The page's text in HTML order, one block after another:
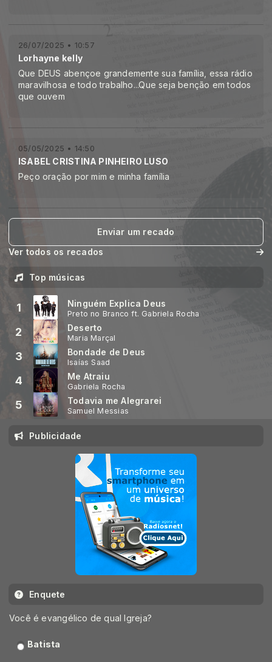
Lorhayne kelly
26/07/2025 • 10:57
Que DEUS abençoe grandemente sua família, essa rádio
maravilhosa e todo trabalho...Que seja benção em todos
que ouvem
ISABEL CRISTINA PINHEIRO LUSO
05/05/2025 • 14:50
Peço oração por mim e minha família
Enviar um recado
Ver todos os recados
Top músicas
1 Ninguém Explica Deus
Preto no Branco ft. Gabriela Rocha
2 Deserto
Maria Marçal
3 Bondade de Deus
Isaías Saad
4 Me Atraiu
Gabriela Rocha
5 Todavia me Alegrarei
Samuel Messias
Publicidade
Enquete
Você é evangélico de qual Igreja?
Batista